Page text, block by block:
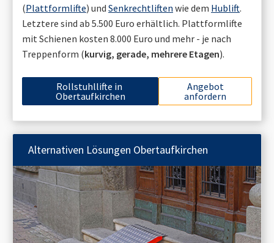
(Plattformlifte) und Senkrechtliften wie dem Hublift.
Letztere sind ab 5.500 Euro erhältlich. Plattformlifte
mit Schienen kosten 8.000 Euro und mehr - je nach
Treppenform (kurvig, gerade, mehrere Etagen).
Rollstuhllifte in
Obertaufkirchen
Angebot
anfordern
Alternativen Lösungen Obertaufkirchen